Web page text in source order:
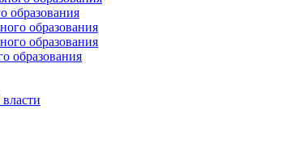
образования
образования
образования
образования